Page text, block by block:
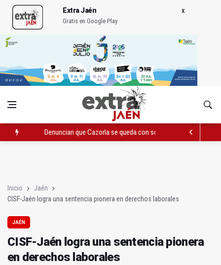
Extra Jaén
Gratis en Google Play
Denuncian que Cazorla se queda con solo dos bomberos por
Inicio
Jaén
CISF-Jaén logra una sentencia pionera en derechos laborales
JAÉN
CISF-Jaén logra una sentencia pionera
en derechos laborales